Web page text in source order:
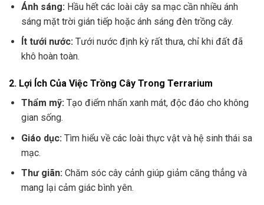
Ánh sáng: Hầu hết các loài cây sa mạc cần nhiều ánh
sáng mặt trời gián tiếp hoặc ánh sáng đèn trồng cây.
Ít tưới nước: Tưới nước định kỳ rất thưa, chỉ khi đất đã
khô hoàn toàn.
2. Lợi Ích Của Việc Trồng Cây Trong Terrarium
Thẩm mỹ: Tạo điểm nhấn xanh mát, độc đáo cho không
gian sống.
Giáo dục: Tìm hiểu về các loài thực vật và hệ sinh thái sa
mạc.
Thư giãn: Chăm sóc cây cảnh giúp giảm căng thẳng và
mang lại cảm giác bình yên.